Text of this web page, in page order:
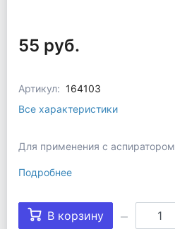
55 руб.
Артикул: 164103
Все характеристики
Для применения с аспиратором
Подробнее
В корзину